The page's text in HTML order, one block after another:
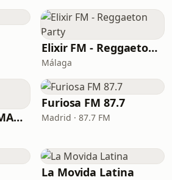
Elixir FM - Reggaeton Party
Málaga
La Kalle FM 88.8 MADRID
Furiosa FM 87.7
Madrid · 87.7 FM
La Movida Latina